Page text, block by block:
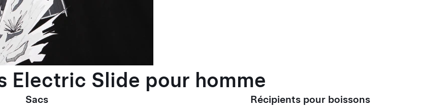
Electric Slide pour homme
Sacs Récipients pour boissons